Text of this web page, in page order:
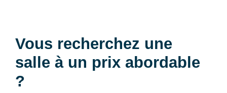
Vous recherchez une
salle à un prix abordable
?